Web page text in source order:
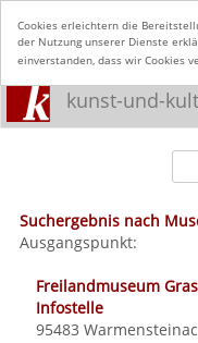
Cookies erleichtern die
der Nutzung unserer Dienste
einverstanden, dass wir Cookies
kunst-und-
Suchergebnis nach
Ausgangspunkt:
Freilandmuseum
Infostelle
95483